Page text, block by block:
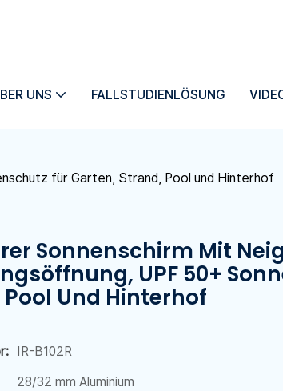
UNS FALLSTUDIENLÖSUNG
für Garten, Strand, Pool und Hinterhof
Sonnenschirm Mit
UPF 50+
Und Hinterhof
IR-B102R
28/32 mm Aluminium